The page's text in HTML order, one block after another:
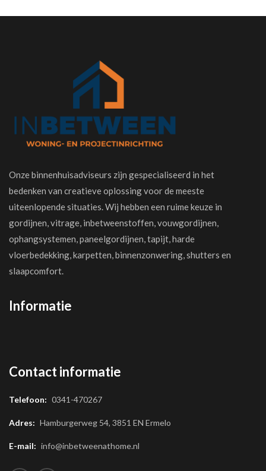
Onze binnenhuisadviseurs zijn gespecialiseerd in het
bedenken van creatieve oplossing voor de meeste
uiteenlopende situaties. Wij hebben een ruime keuze in
gordijnen, vitrage, inbetweenstoffen, vouwgordijnen,
ophangsystemen, paneelgordijnen, tapijt, harde
vloerbedekking, karpetten, binnenzonwering, shutters en
slaapcomfort.
Informatie
Contact informatie
Telefoon: 0341-470267
Adres: Hamburgerweg 54, 3851 EN Ermelo
E-mail: info@inbetweenathome.nl